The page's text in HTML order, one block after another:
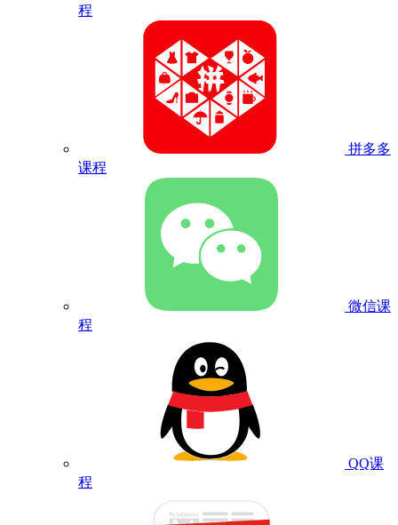
程
拼多多
课程
微信课
程
QQ课
程